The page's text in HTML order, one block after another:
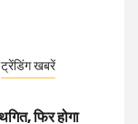
ट्रेंडिंग खबरें
फिर होगा